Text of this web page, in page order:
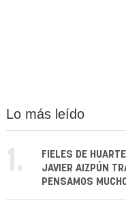
Lo más leído
1.
FIELES DE
JAVIER AIZPÚN
PENSAMOS